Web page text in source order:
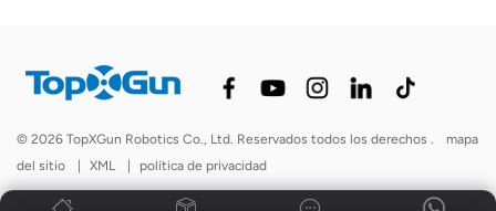
nominal de 35 litros, lo que mejora significativamente la
eficiencia operativa. Con la ayuda de Topxgun FP400,
métodos tradicionales en un solo día. Entonces, ¿qué
debe tener en cuenta al usar drones para la pulverización
de defoliantes? 1. Preste atención...
© 2026 TopXGun Robotics Co., Ltd. Reservados todos los derechos .
mapa
del sitio
| XML | política de privacidad